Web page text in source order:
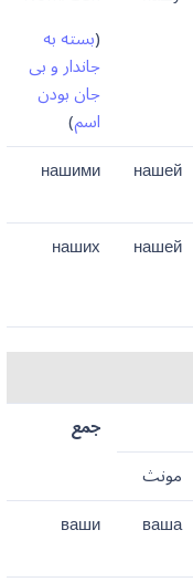
(بسته به
جاندار و بی
جان بودن
اسم)
нашей
нашими
нашей
наших
جمع
مونث
ваша
ваши